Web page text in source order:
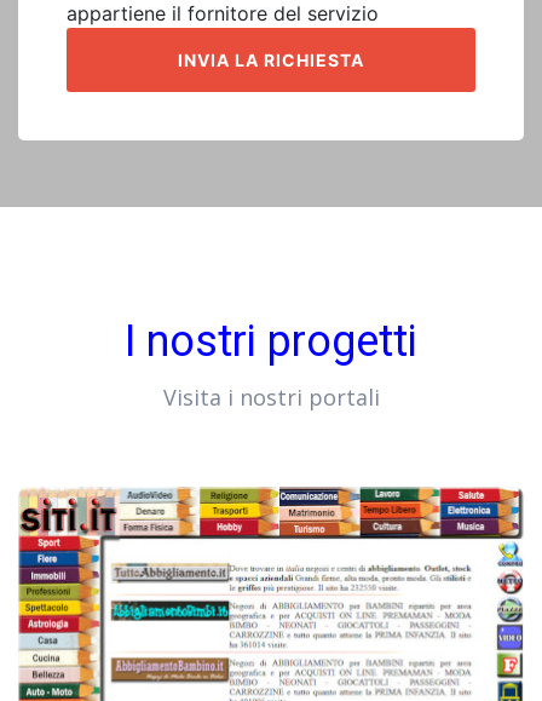
appartiene il fornitore del servizio
I nostri progetti
Visita i nostri portali